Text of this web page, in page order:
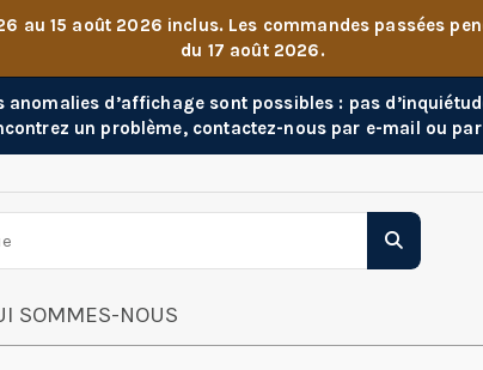
au 15 août 2026 inclus. Les commandes passées
du 17 août 2026.
anomalies d’affichage sont possibles : pas
un problème, contactez-nous par e-mail ou
SOMMES-NOUS